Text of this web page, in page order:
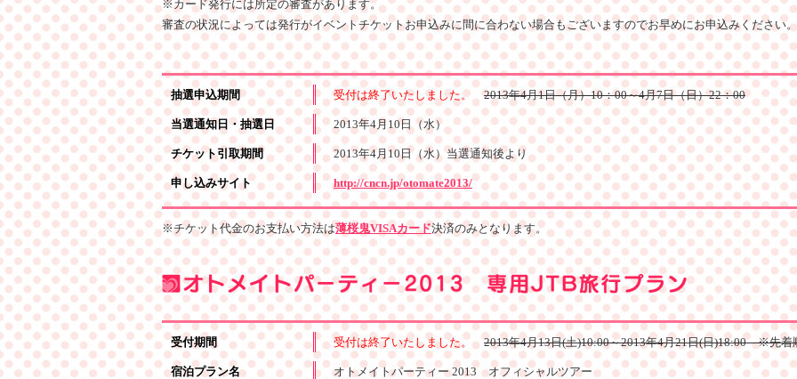
※カード発行には所定の審査があります。
審査の状況によっては発行がイベントチケットお申込みに間に合わない場合もございますのでお早めにお申込みください。
抽選申込期間 受付は終了いたしました。 2013年4月1日（月）10：00～4月7日（日）22：00
当選通知日・抽選日 2013年4月10日（水）
チケット引取期間 2013年4月10日（水）当選通知後より
申し込みサイト http://cncn.jp/otomate2013/
※チケット代金のお支払い方法は薄桜鬼VISAカード決済のみとなります。
受付期間 受付は終了いたしました。 2013年4月13日(土)10:00～2013年4月21日(日)18:00 ※先着
宿泊プラン名 オトメイトパーティー 2013 オフィシャルツアー